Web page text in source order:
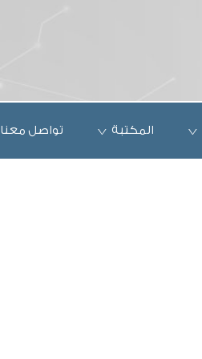
المكتبة تواصل معنا